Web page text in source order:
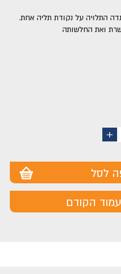
התלויה על נקודת תליה אחת.
ואת החלשותה
הוסף
לסל
הקודם